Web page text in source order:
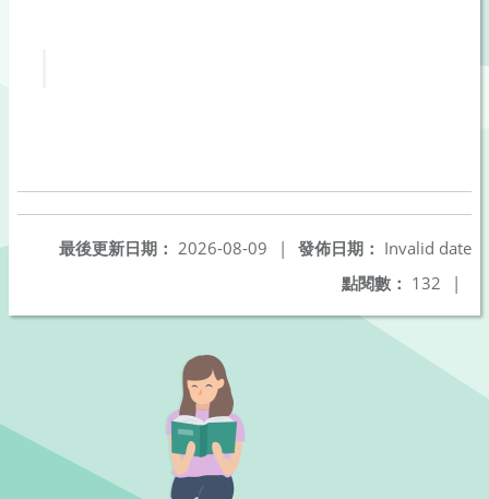
發佈日期： Invalid date
最後更新日期： 2026-08-09
|
點閱數： 132 |